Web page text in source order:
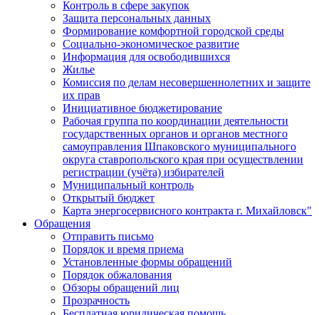
Контроль в сфере закупок
Защита персональных данных
Формирование комфортной городской среды
Социально-экономическое развитие
Информация для освободившихся
Жилье
Комиссия по делам несовершеннолетних и защите
их прав
Инициативное бюджетирование
Рабочая группа по координации деятельности
государственных органов и органов местного
самоуправления Шпаковского муниципального
округа ставропольского края при осуществлении
регистрации (учёта) избирателей
Муниципальный контроль
Открытый бюджет
Карта энергосервисного контракта г. Михайловск"
Обращения
Отправить письмо
Порядок и время приема
Установленные формы обращений
Порядок обжалования
Обзоры обращений лиц
Прозрачность